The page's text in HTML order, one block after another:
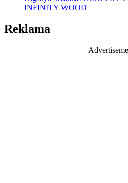
INFINITY WOOD
Reklama